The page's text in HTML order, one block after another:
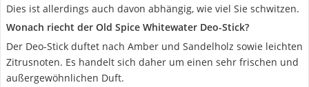
Dies ist allerdings auch davon abhängig, wie viel Sie schwitzen.
Wonach riecht der Old Spice Whitewater Deo-Stick?
Der Deo-Stick duftet nach Amber und Sandelholz sowie leichten
Zitrusnoten. Es handelt sich daher um einen sehr frischen und
außergewöhnlichen Duft.